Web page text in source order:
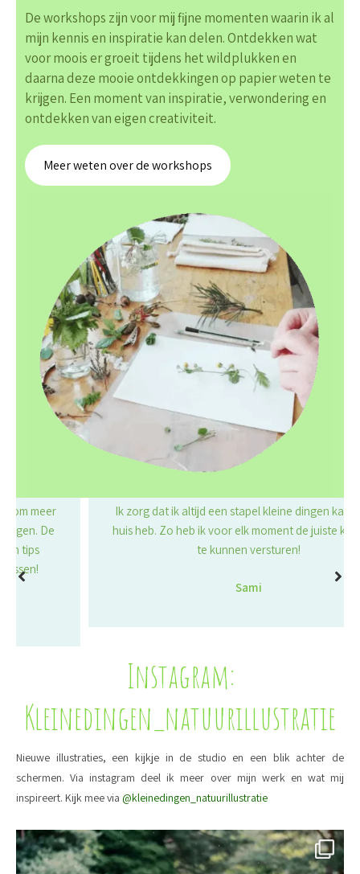
De workshops zijn voor mij fijne momenten waarin ik al
mijn kennis en inspiratie kan delen. Ontdekken wat
voor moois er groeit tijdens het wildplukken en
daarna deze mooie ontdekkingen op papier weten te
krijgen. Een moment van inspiratie, verwondering en
ontdekken van eigen creativiteit.
Meer weten over de workshops
Ik zorg dat ik altijd een stapel kleine dingen kaarten in
huis heb. Zo heb ik voor elk moment de juiste kaart om
te kunnen versturen!
Instagram:
Kleinedingen_natuurillustratie
Nieuwe illustraties, een kijkje in de studio en een blik achter de
schermen. Via instagram deel ik meer over mijn werk en wat mij
inspireert. Kijk mee via @kleinedingen_natuurillustratie